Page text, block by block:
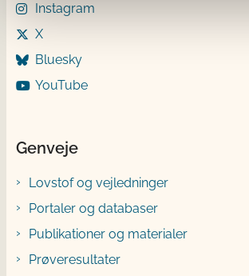
Instagram
X
Bluesky
YouTube
Genveje
Lovstof og vejledninger
Portaler og databaser
Publikationer og materialer
Prøveresultater